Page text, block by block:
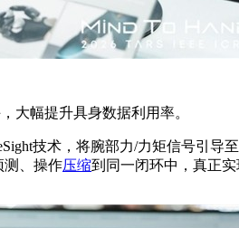
大幅提升具身数据利用率。
技术，将腕部力/力矩信号引
测、操作压缩到同一闭环中，真正实